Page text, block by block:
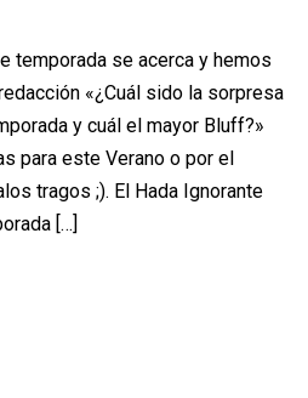
temporada se acerca y hemos
«¿Cuál sido la sorpresa
y cuál el mayor Bluff?»
para este Verano o por el
tragos ;). El Hada Ignorante
[…]